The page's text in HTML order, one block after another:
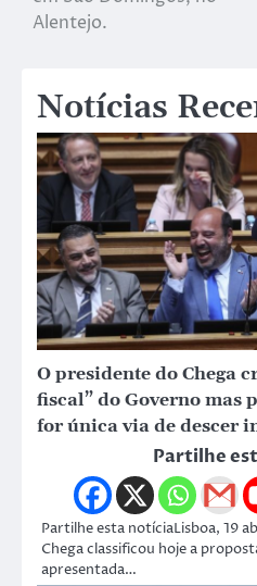
Alentejo.
Notícias
O presidente do Chega
fiscal” do Governo mas
for única via de descer
Partilhe
Partilhe esta notíciaLisboa, 19
Chega classificou hoje a
apresentada…